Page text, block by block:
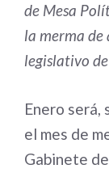
de Mesa
la merma
legislativo
Enero será,
el mes de
Gabinete